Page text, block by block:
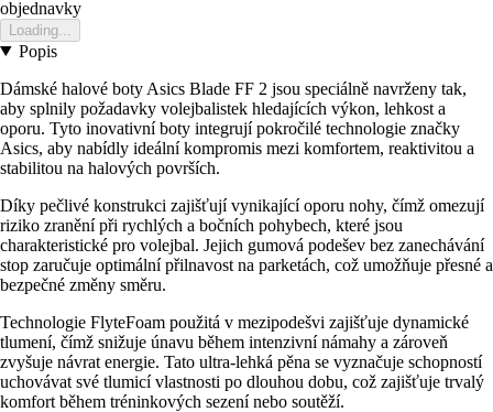
objednavky
Loading...
Popis
Dámské halové boty Asics Blade FF 2 jsou speciálně navrženy tak,
aby splnily požadavky volejbalistek hledajících výkon, lehkost a
oporu. Tyto inovativní boty integrují pokročilé technologie značky
Asics, aby nabídly ideální kompromis mezi komfortem, reaktivitou a
stabilitou na halových površích.
Díky pečlivé konstrukci zajišťují vynikající oporu nohy, čímž omezují
riziko zranění při rychlých a bočních pohybech, které jsou
charakteristické pro volejbal. Jejich gumová podešev bez zanechávání
stop zaručuje optimální přilnavost na parketách, což umožňuje přesné a
bezpečné změny směru.
Technologie FlyteFoam použitá v mezipodešvi zajišťuje dynamické
tlumení, čímž snižuje únavu během intenzivní námahy a zároveň
zvyšuje návrat energie. Tato ultra-lehká pěna se vyznačuje schopností
uchovávat své tlumicí vlastnosti po dlouhou dobu, což zajišťuje trvalý
komfort během tréninkových sezení nebo soutěží.